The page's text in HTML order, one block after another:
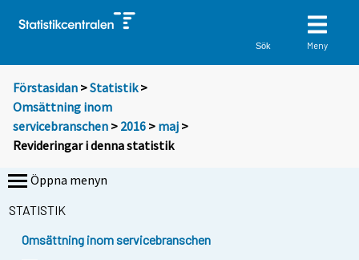
Sök Meny
Förstasidan >Statistik >
Omsättning inom
servicebranschen > 2016 > maj >
Revideringar i denna statistik
Öppna menyn
STATISTIK
Omsättning inom servicebranschen